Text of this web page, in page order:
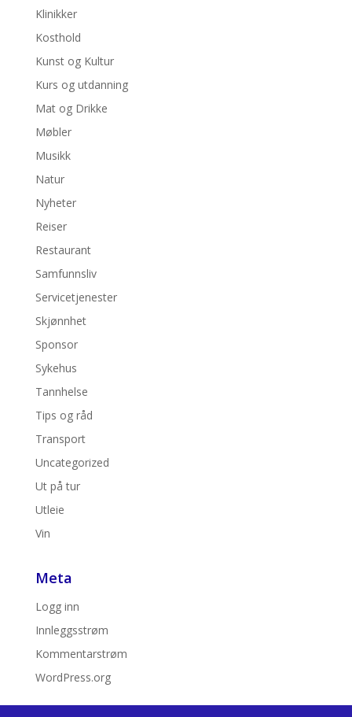
Klinikker
Kosthold
Kunst og Kultur
Kurs og utdanning
Mat og Drikke
Møbler
Musikk
Natur
Nyheter
Reiser
Restaurant
Samfunnsliv
Servicetjenester
Skjønnhet
Sponsor
Sykehus
Tannhelse
Tips og råd
Transport
Uncategorized
Ut på tur
Utleie
Vin
Meta
Logg inn
Innleggsstrøm
Kommentarstrøm
WordPress.org